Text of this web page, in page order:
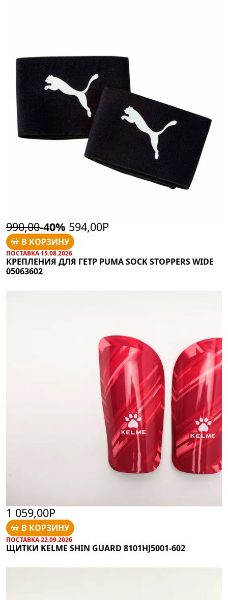
990,00-40% 594,00Р
В КОРЗИНУ
ПОСТАВКА 15.08.2026
КРЕПЛЕНИЯ ДЛЯ ГЕТР PUMA SOCK STOPPERS WIDE
05063602
1 059,00Р
В КОРЗИНУ
ПОСТАВКА 22.09.2026
ЩИТКИ KELME SHIN GUARD 8101HJ5001-602